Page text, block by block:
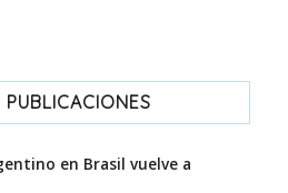
PUBLICACIONES
en Brasil vuelve a